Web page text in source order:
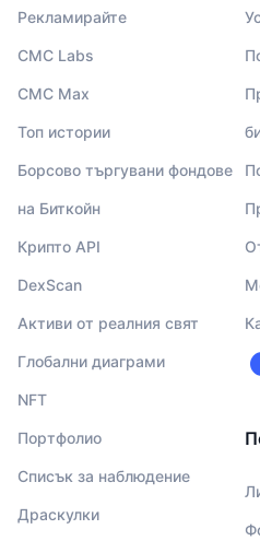
Рекламирайте
CMC Labs
CMC Max
Топ истории
Борсово търгувани фондове
на Биткойн
Крипто API
DexScan
Активи от реалния свят
Глобални диаграми
NFT
Портфолио
Списък за наблюдение
Драскулки